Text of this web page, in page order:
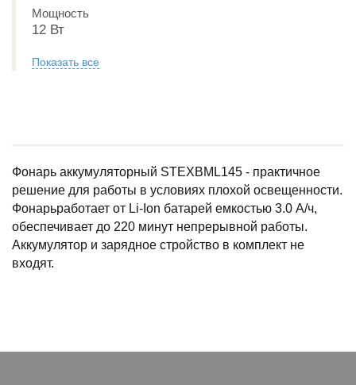
Мощность
12 Вт
Показать все
Фонарь аккумуляторный STEXBML145 - практичное
решение для работы в условиях плохой освещенности.
Фонарьработает от Li-Ion батарей емкостью 3.0 А/ч,
обеспечивает до 220 минут непрерывной работы.
Аккумулятор и зарядное стройство в комплект не
входят.